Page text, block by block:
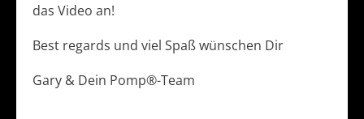
das Video an!
Best regards und viel Spaß wünschen Dir
Gary & Dein Pomp®-Team